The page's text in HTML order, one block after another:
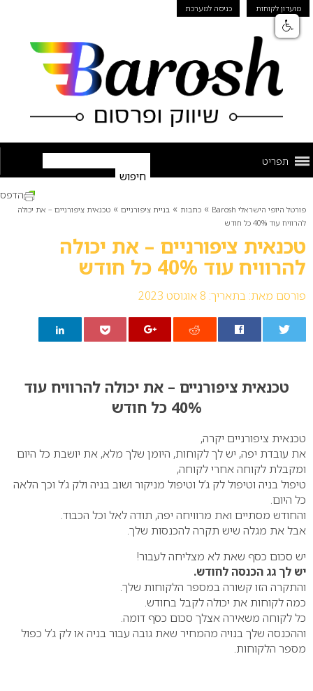
מועדון לקוחות כניסה למערכת
תפריט
פורטל היופי הישראלי Barosh » כתבות » בניית ציפורניים » טכנאית ציפורניים – את יכולה
להרוויח עוד 40% כל חודש
טכנאית ציפורניים – את יכולה
להרוויח עוד 40% כל חודש
פורסם מאת: בתאריך: 8 אוגוסט 2023
הדפס
טכנאית ציפורניים – את יכולה להרוויח עוד
40% כל חודש
טכנאית ציפורניים יקרה,
את עובדת יפה, יש לך לקוחות, היומן שלך מלא, את יושבת כל היום
ומקבלת לקוחה אחרי לקוחה,
טיפול בניה וטיפול לק ג’ל וטיפול מניקור ושוב בניה ולק ג’ל וכך הלאה
כל היום.
והחודש מסתיים ואת מרוויחה יפה, תודה לאל וכל הכבוד.
אבל את מגלה שיש תקרה להכנסות שלך.
יש סכום כסף שאת לא מצליחה לעבור!
יש לך גג הכנסה לחודש.
והתקרה הזו קשורה במספר הלקוחות שלך.
כמה לקוחות את יכולה לקבל בחודש.
כל לקוחה משאירה אצלך סכום כסף דומה.
וההכנסה שלך בנויה מהמחיר שאת גובה עבור בניה או לק ג’ל כפול
מספר הלקוחות.